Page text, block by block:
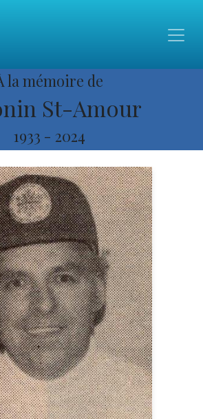
la mémoire de
St-Amour
1933 - 2024